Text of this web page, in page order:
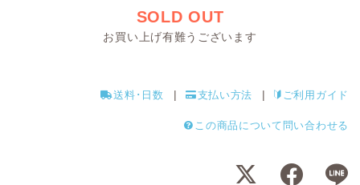
SOLD OUT
お買い上げ有難うございます
送料･日数 支払い方法 ご利用ガイド
この商品について問い合わせる